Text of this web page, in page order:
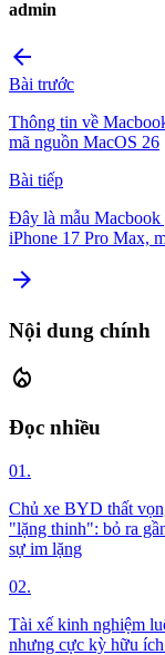
admin
arrow_back
Bài trước
Thông tin về
mã nguồn MacOS 26
Bài tiếp
Đây là mẫu Macbook
iPhone 17 Pro Max,
arrow_forward
Nội dung chính
local_fire_department
Đọc nhiều
01.
Chủ xe BYD thất
"lặng thinh": bỏ ra
sự im lặng
02.
Tài xế kinh nghiệm
nhưng cực kỳ hữu